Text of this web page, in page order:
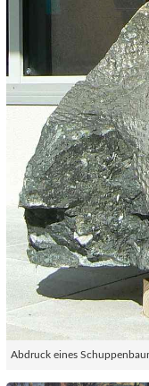
Abdruck eines